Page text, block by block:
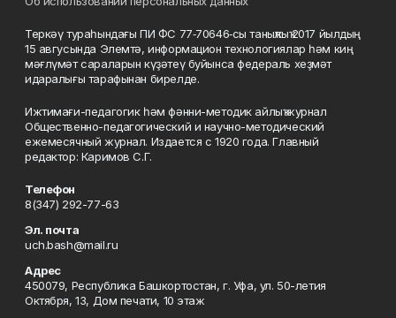
Теркәү тураһындағы ПИ ФС 77‑70646‑сы таныҡлыҡ 2017 йылдың
15 авгусында Элемтә, информацион технологиялар һәм киң
мәғлүмәт сараларын күҙәтеү буйынса федераль хеҙмәт
идаралығы тарафынан бирелде.
Ижтимағи-педагогик һәм фәнни-методик айлыҡ журнал
Общественно-педагогический и научно-методический
ежемесячный журнал. Издается с 1920 года. Главный
редактор: Каримов С.Г.
Телефон
8(347) 292-77-63
Эл. почта
uch.bash@mail.ru
Адрес
450079, Республика Башкортостан, г. Уфа, ул. 50-летия
Октября, 13, Дом печати, 10 этаж